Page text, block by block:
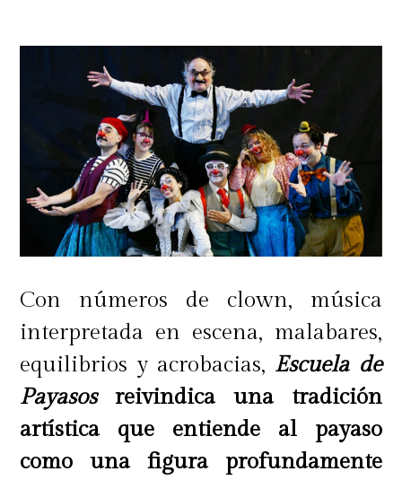
Con números de clown, música
interpretada en escena, malabares,
equilibrios y acrobacias, Escuela de
Payasosreivindica una tradición
artística que entiende al payaso
como una figura profundamente